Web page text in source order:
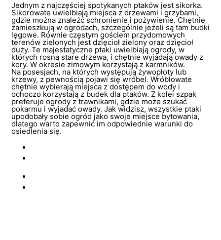
Jednym z najczęściej spotykanych ptaków jest sikorka.
Sikorowate uwielbiają miejsca z drzewami i grzybami,
gdzie można znaleźć schronienie i pożywienie. Chętnie
zamieszkują w ogrodach, szczególnie jeżeli są tam budki
lęgowe. Równie częstym gościem przydomowych
terenów zielonych jest dzięcioł zielony oraz dzięcioł
duży. Te majestatyczne ptaki uwielbiają ogrody, w
których rosną stare drzewa, i chętnie wyjadają owady z
kory. W okresie zimowym korzystają z karmników.
Na posesjach, na których występują żywopłoty lub
krzewy, z pewnością pojawi się wróbel. Wróblowate
chętnie wybierają miejsca z dostępem do wody i
ochoczo korzystają z budek dla ptaków. Z kolei szpak
preferuje ogrody z trawnikami, gdzie może szukać
pokarmu i wyjadać owady. Jak widzisz, wszystkie ptaki
upodobały sobie ogród jako swoje miejsce bytowania,
dlatego warto zapewnić im odpowiednie warunki do
osiedlenia się.